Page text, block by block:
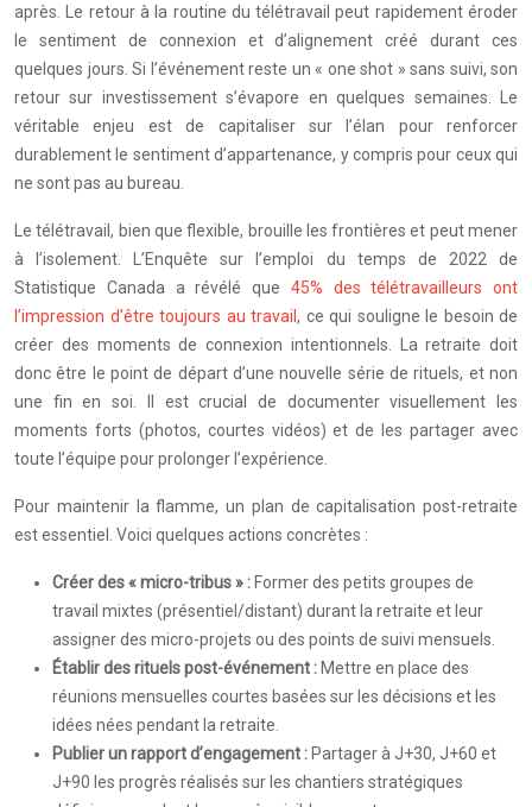
après. Le retour à la routine du télétravail peut rapidement éroder
le sentiment de connexion et d’alignement créé durant ces
quelques jours. Si l’événement reste un « one shot » sans suivi, son
retour sur investissement s’évapore en quelques semaines. Le
véritable enjeu est de capitaliser sur l’élan pour renforcer
durablement le sentiment d’appartenance, y compris pour ceux qui
ne sont pas au bureau.
Le télétravail, bien que flexible, brouille les frontières et peut mener
à l’isolement. L’Enquête sur l’emploi du temps de 2022 de
Statistique Canada a révélé que 45% des télétravailleurs ont
l’impression d’être toujours au travail , ce qui souligne le besoin de
créer des moments de connexion intentionnels. La retraite doit
donc être le point de départ d’une nouvelle série de rituels, et non
une fin en soi. Il est crucial de documenter visuellement les
moments forts (photos, courtes vidéos) et de les partager avec
toute l’équipe pour prolonger l’expérience.
Pour maintenir la flamme, un plan de capitalisation post-retraite
est essentiel. Voici quelques actions concrètes :
Créer des « micro-tribus » : Former des petits groupes de
travail mixtes (présentiel/distant) durant la retraite et leur
assigner des micro-projets ou des points de suivi mensuels.
Établir des rituels post-événement : Mettre en place des
réunions mensuelles courtes basées sur les décisions et les
idées nées pendant la retraite.
Publier un rapport d’engagement : Partager à J+30, J+60 et
J+90 les progrès réalisés sur les chantiers stratégiques